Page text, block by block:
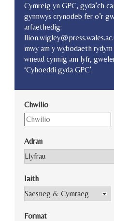
Cymreig yn GPC, gyda’ch
gynnwys crynodeb fer o’r
arfaethedig:
mwy am y wybodaeth
wneud cynnig am lyfr,
‘Cyhoeddi gyda GPC’.
Chwilio
Adran
Iaith
Format